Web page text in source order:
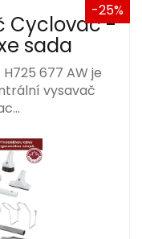
-25%
Cyclovac -
sada
677 AW je
vysavač